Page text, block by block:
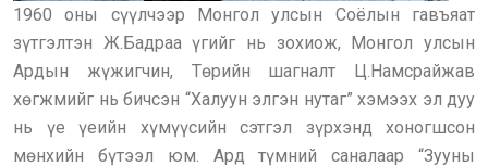
1960 оны сүүлчээр Монгол улсын Соёлын гавъяат
зүтгэлтэн Ж.Бадраа үгийг нь зохиож, Монгол улсын
Ардын жүжигчин, Төрийн шагналт Ц.Намсрайжав
хөгжмийг нь бичсэн “Халуун элгэн нутаг” хэмээх эл дуу
нь үе үеийн хүмүүсийн сэтгэл зүрхэнд хоногшсон
мөнхийн бүтээл юм. Ард түмний саналаар “Зууны